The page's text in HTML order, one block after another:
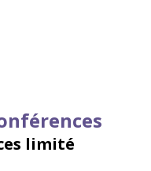
limité